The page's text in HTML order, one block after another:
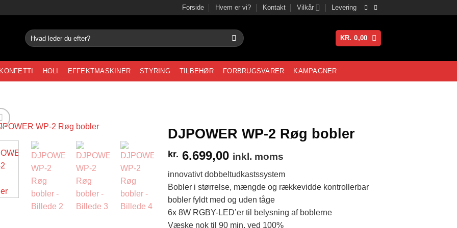
Forside Hvem er vi? Kontakt Vilkår Levering
Søg
efter:
KR. 0,00
KONFETTI HOLI EFFEKTMASKINER STYRING TILBEHØR FORBRUGSVARER KAMPAGNER
DJPOWER WP-2 Røg bobler
kr. 6.699,00 inkl. moms
innovativt dobbeltudkastssystem
Bobler i størrelse, mængde og rækkevidde kontrollerbar
bobler fyldt med og uden tåge
6x 8W RGBY-LED’er til belysning af boblerne
Væske nok til 90 min. ved 100%